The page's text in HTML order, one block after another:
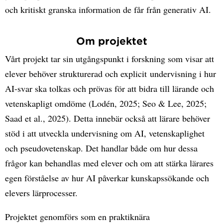
och kritiskt granska information de får från generativ AI.
Om projektet
Vårt projekt tar sin utgångspunkt i forskning som visar att
elever behöver strukturerad och explicit undervisning i hur
AI-svar ska tolkas och prövas för att bidra till lärande och
vetenskapligt omdöme (Lodén, 2025; Seo & Lee, 2025;
Saad et al., 2025). Detta innebär också att lärare behöver
stöd i att utveckla undervisning om AI, vetenskaplighet
och pseudovetenskap. Det handlar både om hur dessa
frågor kan behandlas med elever och om att stärka lärares
egen förståelse av hur AI påverkar kunskapssökande och
elevers lärprocesser.
Projektet genomförs som en praktiknära